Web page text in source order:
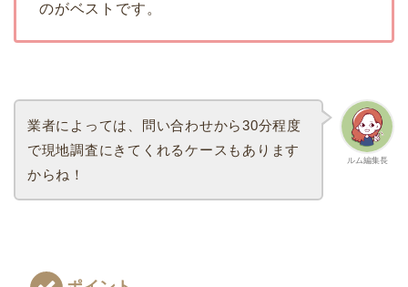
のがベストです。
ルム編集長
業者によっては、問い合わせから30分程度
で現地調査にきてくれるケースもあります
からね！